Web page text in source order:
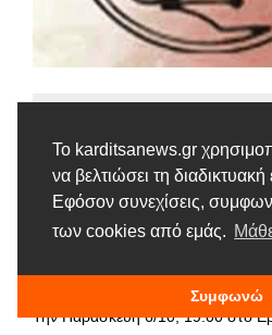
Το karditsanews.gr
να βελτιώσει τη
Εφόσον συνεχίσεις,
των cookies από εμάς.
Συμφωνώ
Tags | ΑΔΕΔΥ Αξιολόγηση
Ενημέρωση-
αξιολόγηση στο
Την Παρασκευή 6/10, 19:00 στο